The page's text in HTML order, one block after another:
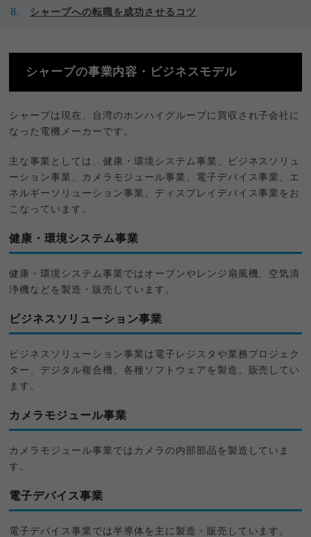
シャープへの転職を成功させるコツ
シャープの事業内容・ビジネスモデル
シャープは現在、台湾のホンハイグループに買収され子会社に
なった電機メーカーです。
主な事業としては、健康・環境システム事業、ビジネスソリュ
ーション事業、カメラモジュール事業、電子デバイス事業、エ
ネルギーソリューション事業、ディスプレイデバイス事業をお
こなっています。
健康・環境システム事業
健康・環境システム事業ではオーブンやレンジ扇風機、空気清
浄機などを製造・販売しています。
ビジネスソリューション事業
ビジネスソリューション事業は電子レジスタや業務プロジェク
ター、デジタル複合機、各種ソフトウェアを製造。販売してい
ます。
カメラモジュール事業
カメラモジュール事業ではカメラの内部部品を製造していま
す。
電子デバイス事業
電子デバイス事業では半導体を主に製造・販売しています。